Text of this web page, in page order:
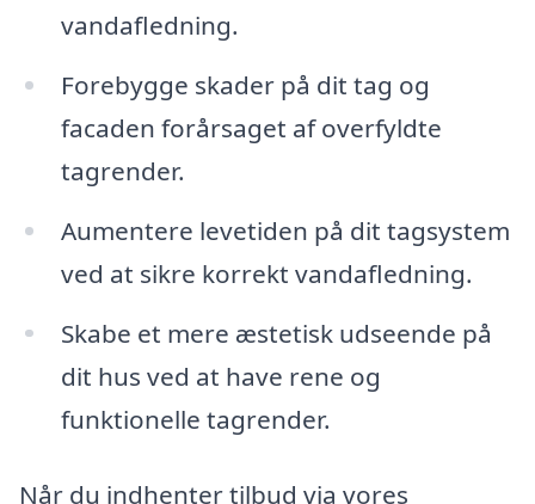
vandafledning.
Forebygge skader på dit tag og
facaden forårsaget af overfyldte
tagrender.
Aumentere levetiden på dit tagsystem
ved at sikre korrekt vandafledning.
Skabe et mere æstetisk udseende på
dit hus ved at have rene og
funktionelle tagrender.
Når du indhenter tilbud via vores